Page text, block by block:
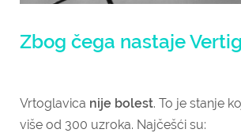
Zbog čega nastaje
Vrtoglavica nije bolest. To je stanje
više od 300 uzroka. Najčešći su: